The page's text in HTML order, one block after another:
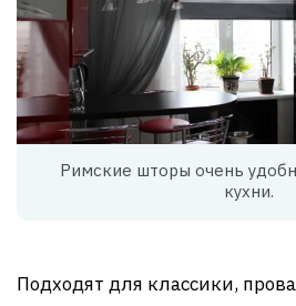
Римские шторы очень
кухни.
Подходят для классики,